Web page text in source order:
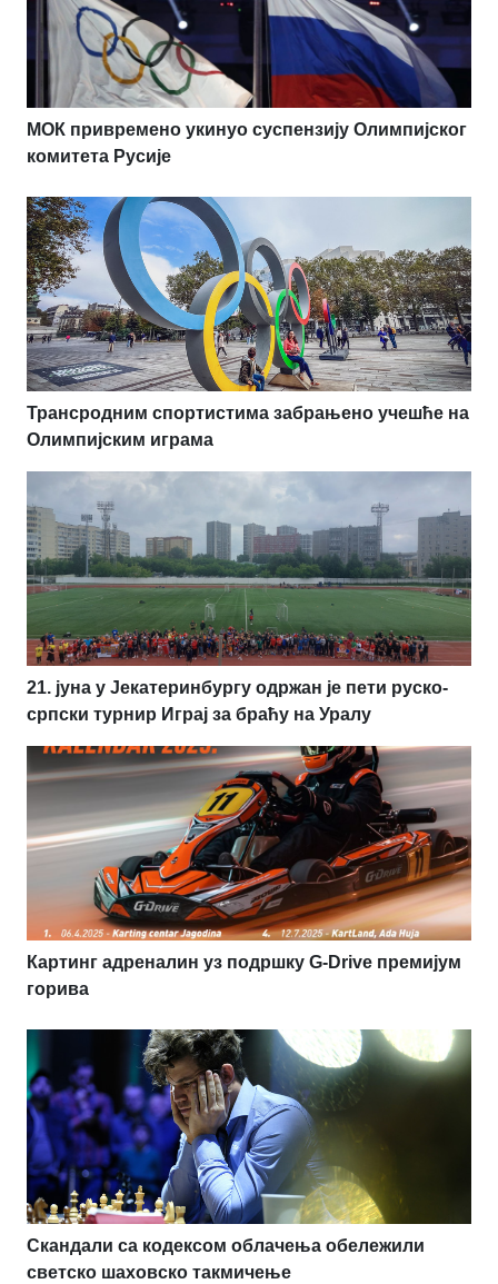
МОК привремено укинуо суспензију Олимпијског
комитета Русије
Трансродним спортистима забрањено учешће на
Олимпијским играма
21. јуна у Јекатеринбургу одржан је пети руско-
српски турнир Играј за браћу на Уралу
Картинг адреналин уз подршку G-Drive премијум
горива
Скандали са кодексом облачења обележили
светско шаховско такмичење